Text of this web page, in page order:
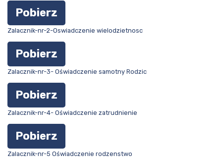
Pobierz
Zalacznik-nr-2-Oswiadczenie wielodzietnosc
Pobierz
Zalacznik-nr-3- Oświadczenie samotny Rodzic
Pobierz
Zalacznik-nr-4- Oświadczenie zatrudnienie
Pobierz
Zalacznik-nr-5 Oświadczenie rodzenstwo